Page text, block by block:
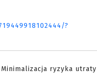
?
ryzyka utraty